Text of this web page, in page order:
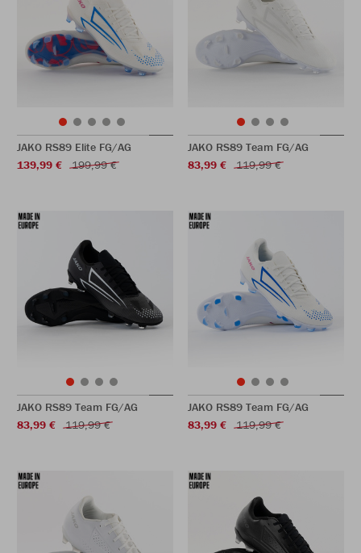
JAKO RS89 Elite FG/AG
139,99 €
199,99 €
JAKO RS89 Team FG/AG
83,99 €
119,99 €
JAKO RS89 Team FG/AG
83,99 €
119,99 €
JAKO RS89 Team FG/AG
83,99 €
119,99 €